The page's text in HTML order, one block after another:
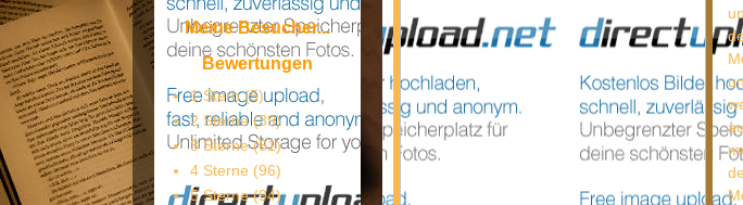
Meine Besucher...
Bewertungen
1 Stern (5)
2 Sterne (39)
3 Sterne (61)
4 Sterne (96)
5 Sterne (94)